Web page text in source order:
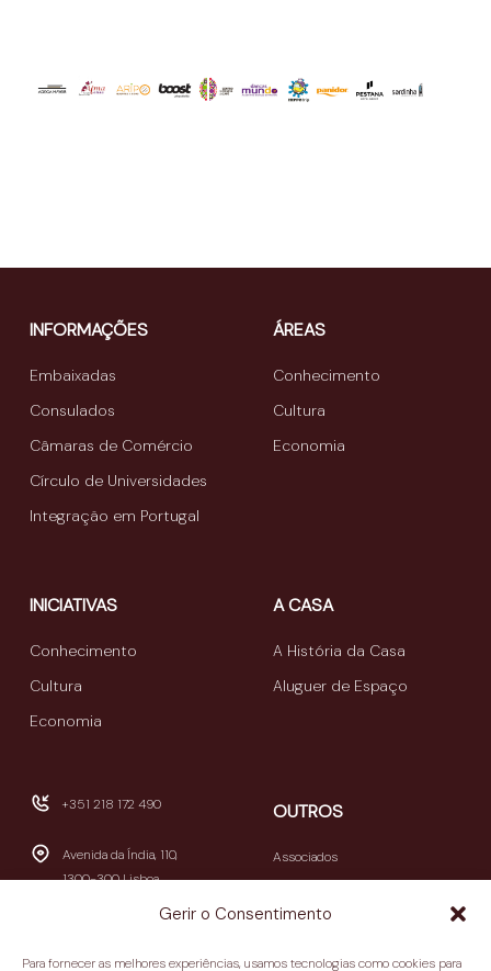
Gerir o Consentimento
Para fornecer as melhores experiências, usamos tecnologias como cookies para
INFORMAÇÕES
Embaixadas
Consulados
Câmaras de Comércio
Círculo de Universidades
Integração em Portugal
ÁREAS
Conhecimento
Cultura
Economia
INICIATIVAS
Conhecimento
Cultura
Economia
A CASA
A História da Casa
Aluguer de Espaço
+351 218 172 490
Avenida da Índia, 110,
1300-300 Lisboa
OUTROS
Associados
Relatório e Contas